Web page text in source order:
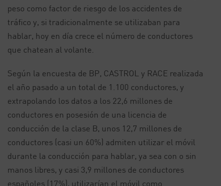
peso como factor de riesgo de los accidentes de
tráfico y, si tradicionalmente se utilizaban para
hablar, hoy en día crece el número de conductores
que chatean al volante.
Según la encuesta de BP, CASTROL y RACE realizada
el año pasado a un total de 1.100 conductores, y
extrapolando los datos a los 22,6 millones de
conductores en posesión de una licencia de
conducción de la clase B, unos 12,7 millones de
conductores (casi un 60%) admiten utilizar el móvil
durante la conducción para hablar, ya sea con o sin
manos libres, y casi 3,9 millones de conductores
españoles (17%), utilizarían el móvil como